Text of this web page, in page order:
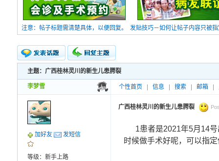
注意：帖子标题需清楚具体，以便回复。 发贴技巧－如何让帖子内容只被
新的主题
投票帖
小字报
主题：广西桂林灵川的新生儿患腭裂
李梦雪 个性首页 信息 搜索 邮箱
加好友 发短信
等级：新手上路
广西桂林灵川的新生儿患腭裂
1患者是2021年5月14
时候做手术好呢，可以指